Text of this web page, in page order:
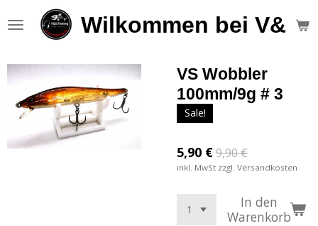
Hauptinhalt
Wilkommen bei V&S
VS Wobbler
100mm/9g # 3
Sale!
5,90 €9,90 €
inkl. MwSt zzgl. Versandkosten
In den
Warenkorb